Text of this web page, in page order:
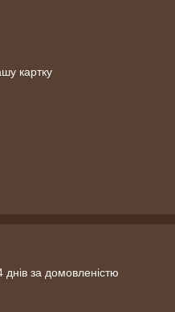
картку
за домовленістю